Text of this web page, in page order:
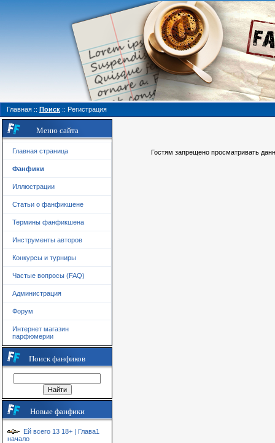
Главная :: Поиск :: Регистрация
Меню сайта
Главная страница
Фанфики
Иллюстрации
Статьи о фанфикшене
Термины фанфикшена
Инструменты авторов
Конкурсы и турниры
Частые вопросы (FAQ)
Администрация
Форум
Интернет магазин
парфюмерии
Поиск фанфиков
Новые фанфики
Ей всего 13 18+ | Глава1
начало
Гостям запрещено просматривать